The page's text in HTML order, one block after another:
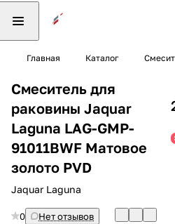
Главная Каталог
Смеситель для
раковины Jaquar
Laguna LAG-GMP-
91011BWF Матовое
золото PVD
Jaquar Laguna
0
Нет отзывов